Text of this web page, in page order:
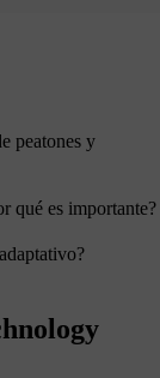
peatones y
qué es importante?